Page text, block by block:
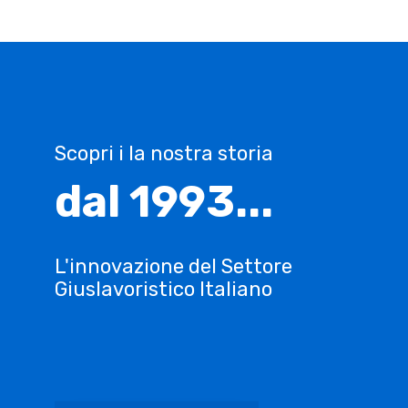
Scopri i la nostra storia
dal 1993...
L'innovazione del Settore
Giuslavoristico Italiano